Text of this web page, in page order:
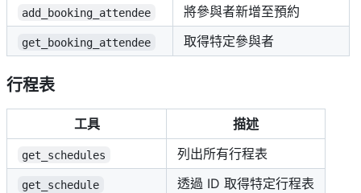
add_booking_attendee 將參與者新增至預約
get_booking_attendee 取得特定參與者
行程表
工具 描述
get_schedules 列出所有行程表
get_schedule 透過 ID 取得特定行程表